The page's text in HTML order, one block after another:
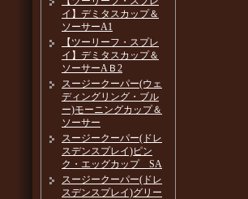
イ】デミタスカップ＆
ソーサーA1
【ツーリーフ・スプレ
イ】デミタスカップ＆
ソーサーAＢ2
スージークーパー(ウェ
ディングリング・ブル
ー)モーニングカップ＆
ソーサー
スージークーパー(ドレ
スデンスプレイ)ピン
ク・エッグカップ SA
スージークーパー(ドレ
スデンスプレイ)グリー